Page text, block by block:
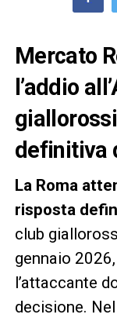
Mercato
l’addio
definitiva
La Roma
risposta
club
gennaio
l’attaccante
decisione.